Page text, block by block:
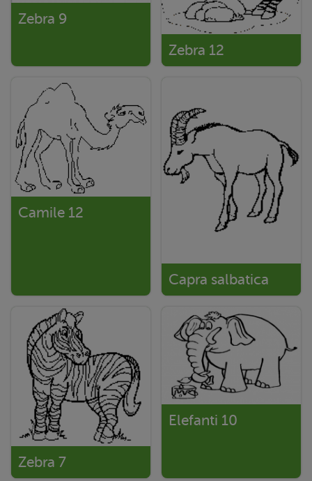
Zebra 9
Zebra 12
Camile 12
Capra salbatica
Zebra 7
Elefanti 10